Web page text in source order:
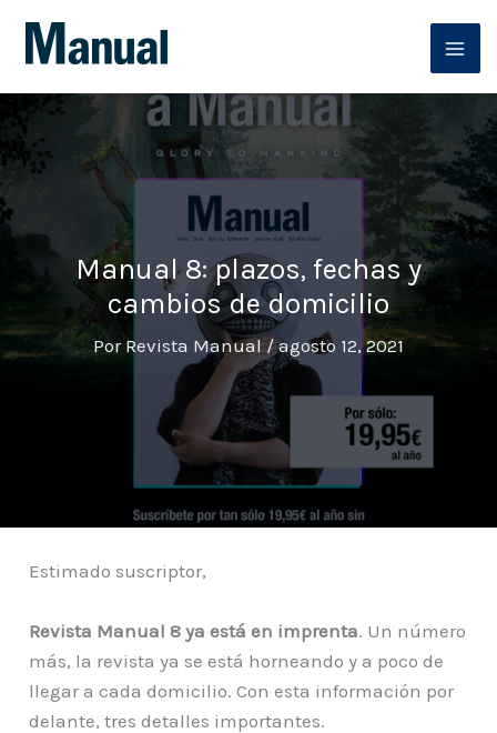
Ir
al
contenido
Manual 8: plazos, fechas y
cambios de domicilio
PorRevista Manual/agosto 12, 2021
Estimado suscriptor,
Revista Manual 8 ya está en imprenta. Un número
más, la revista ya se está horneando y a poco de
llegar a cada domicilio. Con esta información por
delante, tres detalles importantes.